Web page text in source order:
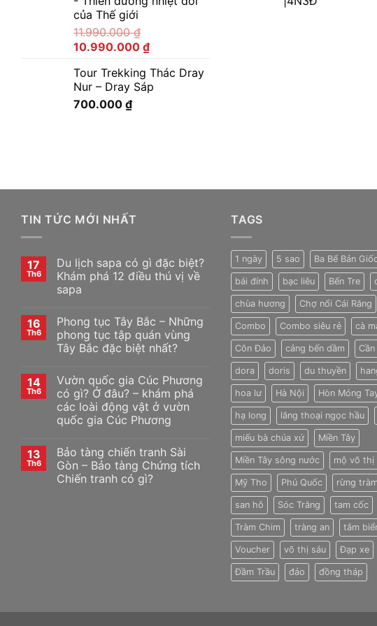
của Thế giới
11.990.000₫
10.990.000 ₫
Tour Trekking Thác Dray
Nur – Dray Sáp
700.000 ₫
TIN TỨC MỚI NHẤT
17
Th6
Du lịch sapa có gì đặc biệt?
Khám phá 12 điều thú vị về
sapa
16
Th6
Phong tục Tây Bắc – Những
phong tục tập quán vùng
Tây Bắc đặc biệt nhất?
14
Th6
Vườn quốc gia Cúc Phương
có gì? Ở đâu? – khám phá
các loài động vật ở vườn
quốc gia Cúc Phương
13
Th6
Bảo tàng chiến tranh Sài
Gòn – Bảo tàng Chứng tích
Chiến tranh có gì?
TAGS
1 ngày 5 sao Ba Bể Bản
bái đính bạc liêu Bến Tre
chùa hương Chợ nổi Cái Răng
Combo Combo siêu rẻ cà
Côn Đảo cảng bến dầm
dora doris du thuyền
hoa lư Hà Nội Hòn Móng
hạ long lăng thoại ngọc hầu
miếu bà chúa xứ Miền Tây
Miền Tây sông nước mộ võ thị
Mỹ Tho Phú Quốc rừng
san hô Sóc Trăng tam cốc
Tràm Chim tràng an tắm
Voucher võ thị sáu Đạp xe
Đầm Trầu đảo đồng tháp